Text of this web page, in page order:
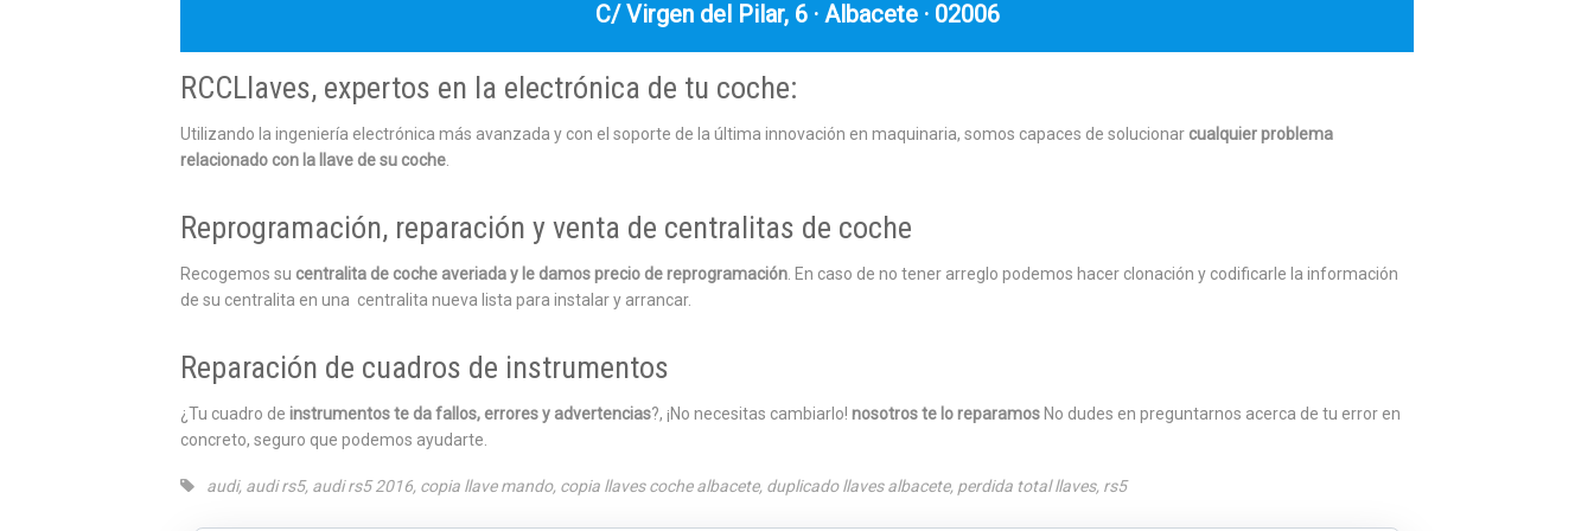
C/ Virgen del Pilar, 6 · Albacete · 02006
RCCLlaves, expertos en la electrónica de tu coche:
Utilizando la ingeniería electrónica más avanzada y con el soporte de la última innovación en maquinaria, somos capaces de solucionar cualquier problema
relacionado con la llave de su coche.
Reprogramación, reparación y venta de centralitas de coche
Recogemos su centralita de coche averiada y le damos precio de reprogramación. En caso de no tener arreglo podemos hacer clonación y codificarle la información
de su centralita en una centralita nueva lista para instalar y arrancar.
Reparación de cuadros de instrumentos
¿Tu cuadro de instrumentos te da fallos, errores y advertencias?, ¡No necesitas cambiarlo! nosotros te lo reparamos No dudes en preguntarnos acerca de tu error en
concreto, seguro que podemos ayudarte.
audi, audi rs5, audi rs5 2016, copia llave mando, copia llaves coche albacete, duplicado llaves albacete, perdida total llaves, rs5